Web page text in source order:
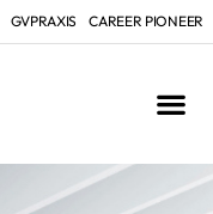
GVPRAXIS CAREER PIONEER